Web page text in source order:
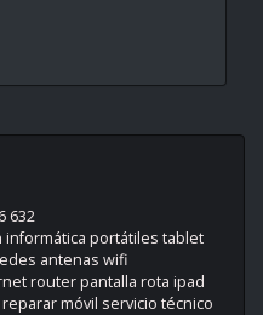
632
informática portátiles tablet
antenas wifi
router pantalla rota ipad
móvil servicio técnico